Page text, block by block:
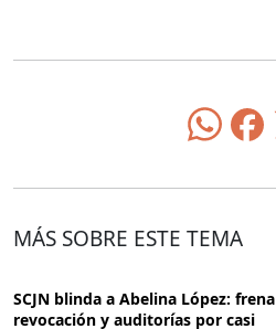
MÁS SOBRE ESTE TEMA
SCJN blinda a Abelina López: frena
revocación y auditorías por casi